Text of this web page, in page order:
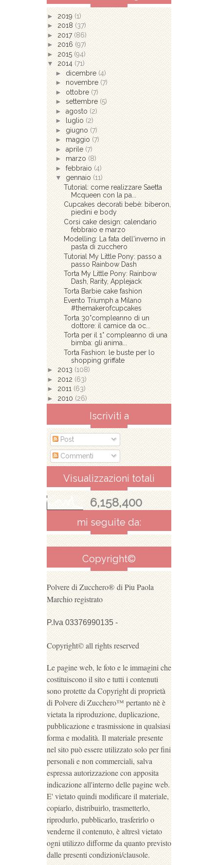
► 2019 (1)
► 2018 (37)
► 2017 (86)
► 2016 (97)
► 2015 (94)
▼ 2014 (71)
► dicembre (4)
► novembre (7)
► ottobre (7)
► settembre (5)
► agosto (2)
► luglio (2)
► giugno (7)
► maggio (7)
► aprile (7)
► marzo (8)
► febbraio (4)
▼ gennaio (11)
Tutorial: come realizzare Saetta
Mcqueen con la pa...
Cupcakes decorati bebè: biberon,
piedini e body
Corsi cake design: calendario
febbraio e marzo
Modelling: La fata dell'inverno in
pasta di zucchero
Tutorial My Little Pony: passo a
passo Rainbow Dash
Torta My Little Pony: Rainbow
Dash, Rarity, Applejack
Torta Barbie cake fashion
Evento Triumph a Milano
#themakerofcupcakes
Torta 30°compleanno di un
dottore: il camice da oc...
Torta per il 1° compleanno di una
bimba: gli anima...
Torta Fashion: le buste per lo
shopping griffate
► 2013 (108)
► 2012 (63)
► 2011 (63)
► 2010 (26)
Iscriviti a
Post
Commenti
Visualizzazioni totali
6,158,400
mi seguite da:
Copyright©
Polvere di Zucchero® di Piu Paola
Marchio registrato
P.Iva 03376990135 -
Copyright© all rights reserved
Le pagine web, le foto e le immagini che
costituiscono il sito e tutti i contenuti
sono protette da Copyright di proprietà
di Polvere di Zucchero™ pertanto nè è
vietata la riproduzione, duplicazione,
pubblicazione e trasmissione in qualsiasi
forma e modalità. Il materiale presente
nel sito può essere utilizzato solo per fini
personali e non commerciali, salva
espressa autorizzazione con apposita
indicazione all'interno delle pagine web.
E' vietato quindi modificare il materiale,
copiarlo, distribuirlo, trasmetterlo,
riprodurlo, pubblicarlo, trasferirlo o
venderne il contenuto, è altresì vietato
ogni utilizzo difforme da quanto previsto
dalle presenti condizioni/clausole.